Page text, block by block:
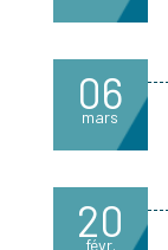
06
mars
20
févr.